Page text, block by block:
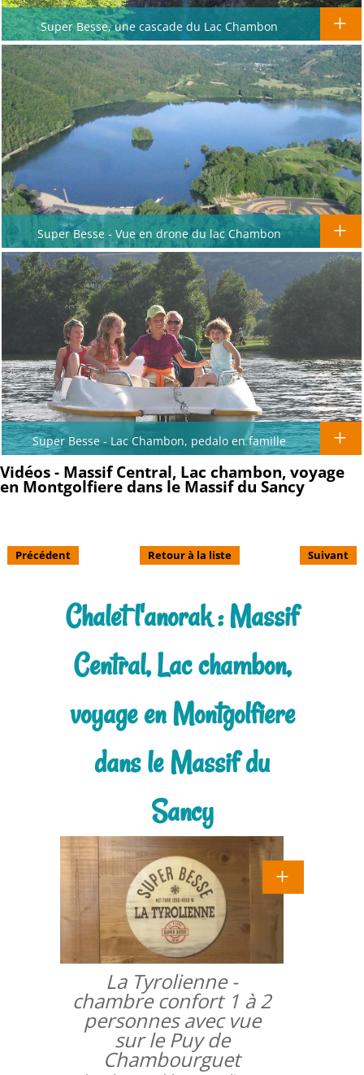
Super Besse, une cascade du Lac Chambon
Super Besse - Vue en drone du lac Chambon
Super Besse - Lac Chambon, pedalo en famille
Vidéos - Massif Central, Lac chambon, voyage
en Montgolfiere dans le Massif du Sancy
Précédent Retour à la liste Suivant
Chalet l'anorak : Massif
Central, Lac chambon,
voyage en Montgolfiere
dans le Massif du
Sancy
La Tyrolienne -
chambre confort 1 à 2
personnes avec vue
sur le Puy de
Chambourguet